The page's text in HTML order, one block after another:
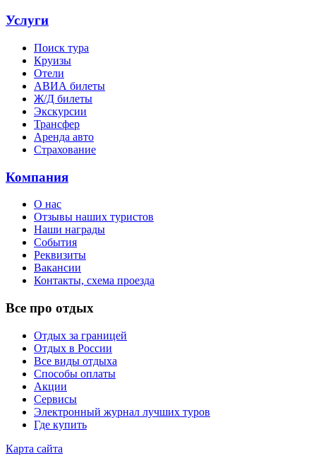
Услуги
Поиск тура
Круизы
Отели
АВИА билеты
Ж/Д билеты
Экскурсии
Трансфер
Аренда авто
Страхование
Компания
О нас
Отзывы наших туристов
Наши награды
События
Реквизиты
Вакансии
Контакты, схема проезда
Все про отдых
Отдых за границей
Отдых в России
Все виды отдыха
Способы оплаты
Акции
Сервисы
Электронный журнал лучших туров
Где купить
Карта сайта